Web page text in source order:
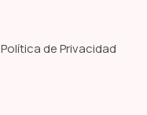
Política de Privacidad